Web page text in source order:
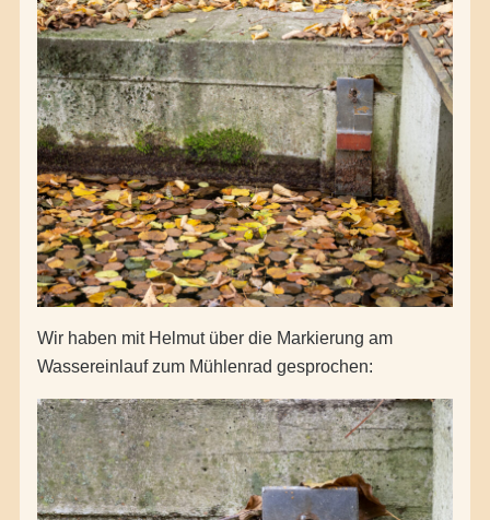
Wir haben mit Helmut über die Markierung am
Wassereinlauf zum Mühlenrad gesprochen: